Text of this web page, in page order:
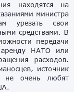
находятся на
министра
урезать свои
средствами. В
передачи
НАТО или
расходов.
источник
не очень любят